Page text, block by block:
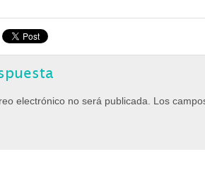
electrónico no será publicada.
Los